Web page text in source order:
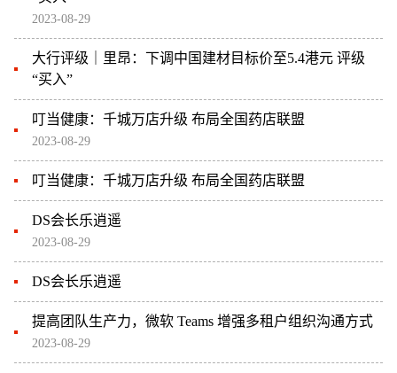
2023-08-29
大行评级｜里昂：下调中国建材目标价至5.4港元 评级
“买入”
叮当健康：千城万店升级 布局全国药店联盟
2023-08-29
叮当健康：千城万店升级 布局全国药店联盟
DS会长乐逍遥
2023-08-29
DS会长乐逍遥
提高团队生产力，微软 Teams 增强多租户组织沟通方式
2023-08-29